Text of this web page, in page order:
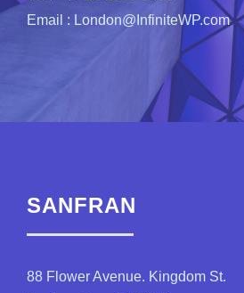
Email : London@InfiniteWP.com
SANFRAN
88 Flower Avenue. Kingdom St.